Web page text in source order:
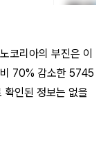
코리아의 부진은 이
70% 감소한 5745
확인된 정보는 없을